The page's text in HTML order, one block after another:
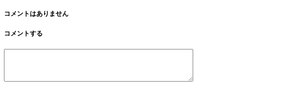
コメントはありません
コメントする